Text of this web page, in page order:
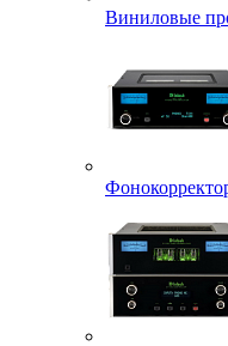
Виниловые